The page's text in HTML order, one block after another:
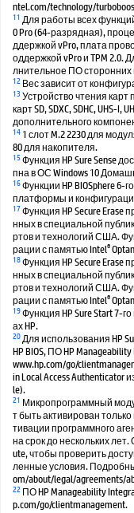
ntel.com/technology/
11 Для работы всех
0 Pro (64-разрядная),
ддержкой vPro, плата
оддержкой vPro и TPM 2.0.
лнительное ПО
12 Вес зависит от
13 Устройство чтения карт
карт SD, SDXC, SDHC,
дополнительного
14 1 слот M.2 2230 для
80 для накопителя.
15Функция HP Sure Sense
пна в ОС Windows 10
16Функции HP BIOSphere 6-
платформы и
17Функция HP Secure
нных в специальной
ртов и технологий США.
рации с памятью Intel®
18Функция HP Secure
нных в специальной
ртов и технологий США.
рации с памятью Intel®
19Функция HP Sure Start 7-
ах HP.
20Для использования HP
HP BIOS, ПО HP
www.hp.com/go/
in Local Access Authenticator
le).
21 Микропрограммный
т быть активирован
тивации программного
на срок до нескольких
ute, чтобы проверить
ленные условия.
om/about/legal/agreements/
22 ПО HP Manageability
p.com/go/clientmanagement.